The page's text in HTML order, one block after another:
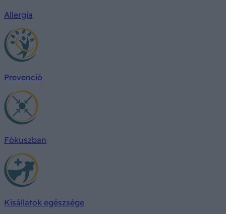
Allergia
Prevenció
Fókuszban
Kisállatok egészsége